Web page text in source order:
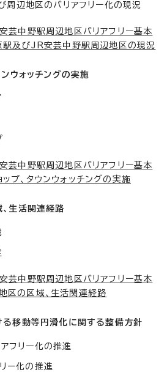
辺地区のバリアフリー化の現況
芸中野駅周辺地区バリアフリー基本
びJR安芸中野駅周辺地区の現況
ウォッチングの実施
芸中野駅周辺地区バリアフリー基本
、タウンウォッチングの実施
生活関連経路
芸中野駅周辺地区バリアフリー基本
の区域、生活関連経路
移動等円滑化に関する整備方針
フリー化の推進
ー化の推進